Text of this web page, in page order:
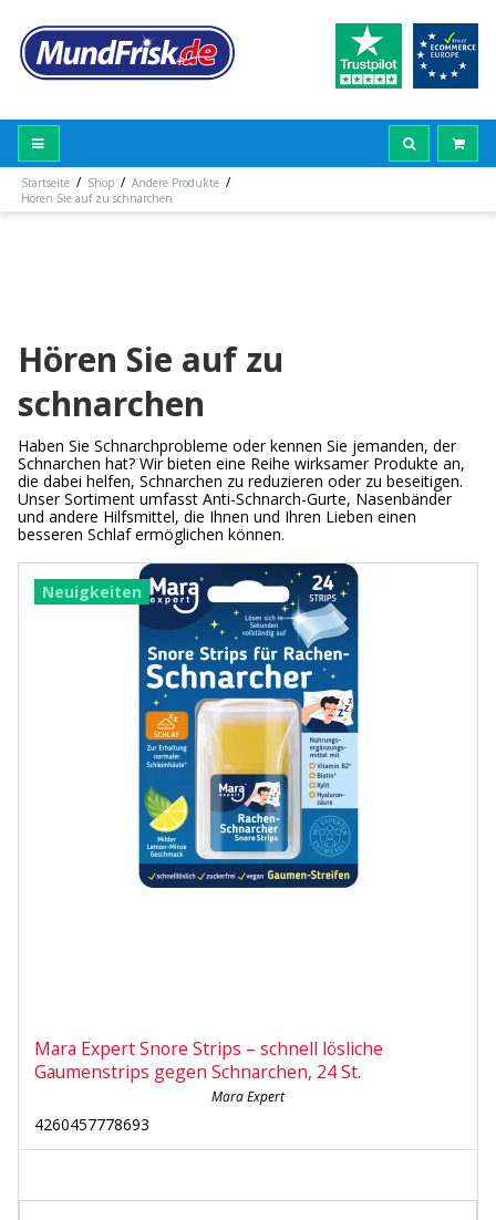
Startseite / Shop / Andere Produkte /
Hören Sie auf zu schnarchen
Hören Sie auf zu
schnarchen
Haben Sie Schnarchprobleme oder kennen Sie jemanden, der
Schnarchen hat? Wir bieten eine Reihe wirksamer Produkte an,
die dabei helfen, Schnarchen zu reduzieren oder zu beseitigen.
Unser Sortiment umfasst Anti-Schnarch-Gurte, Nasenbänder
und andere Hilfsmittel, die Ihnen und Ihren Lieben einen
besseren Schlaf ermöglichen können.
Neuigkeiten
Mara Expert Snore Strips – schnell lösliche
Gaumenstrips gegen Schnarchen, 24 St.
Mara Expert
4260457778693